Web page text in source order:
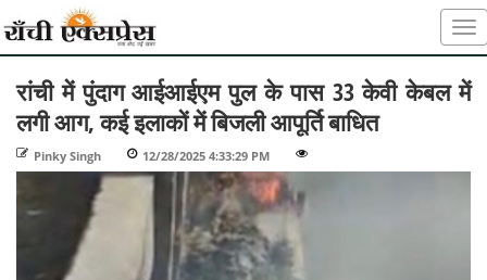
रांची में पुंदाग आईआईएम पुल के पास 33 केवी केबल में
लगी आग, कई इलाकों में बिजली आपूर्ति बाधित
Pinky Singh 12/28/2025 4:33:29 PM